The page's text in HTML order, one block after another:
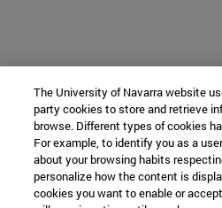
The University of Navarra website
party cookies to store and retrieve
browse. Different types of cookies
For example, to identify you as a
about your browsing habits
personalize how the content is
cookies you want to enable or